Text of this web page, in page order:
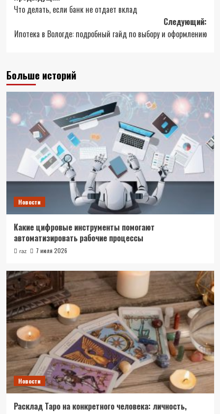
записи
Что делать, если банк не отдает вклад
Следующий:
Ипотека в Вологде: подробный гайд по выбору и оформлению
Больше историй
Новости
Какие цифровые инструменты помогают
автоматизировать рабочие процессы
raz 7 июля 2026
Новости
Расклад Таро на конкретного человека: личность,